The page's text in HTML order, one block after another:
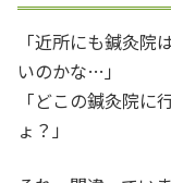
「近所にも鍼灸
いのかな…」
「どこの鍼灸院に
ょ？」